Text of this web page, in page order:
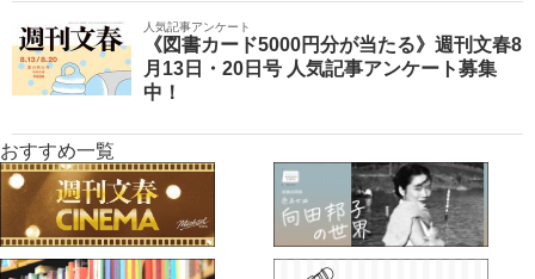
人気記事アンケート
《図書カード5000円分が当たる》週刊文春8
月13日・20日号 人気記事アンケート募集
中！
おすすめ一覧